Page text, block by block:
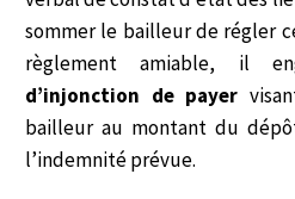
sommer le bailleur de régler
règlement amiable, il
d’injonction de payer
bailleur au montant du
l’indemnité prévue.